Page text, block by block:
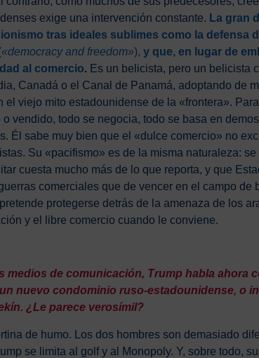
exige una intervención constante. La gran
tras ideales sublimes como la defensa
«democracy and freedom»), y que, en lugar de
al comercio. Es un belicista, pero un belicista
Canadá o el Canal de Panamá, adoptando de
el viejo mito estadounidense de la «frontera».
o vendido, todo se negocia, todo se basa en
Él sabe muy bien que el «dulce comercio» no
Su «pacifismo» es de la misma naturaleza:
cuesta mucho más de lo que reporta, y que
comerciales que de vencer en el campo de
protegerse detrás de la amenaza de los
y el libre comercio cuando le conviene.
medios de comunicación, Trump habla ahora
nuevo condominio ruso-estadounidense, o
¿Le parece verosímil?
de humo. Los dos hombres son demasiado
se limita al golf y al Monopoly. Y, sobre todo,